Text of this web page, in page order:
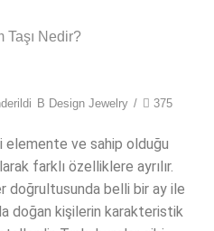
B Design Jewelry / 375
elemente ve sahip olduğu
farklı özelliklere ayrılır.
doğrultusunda belli bir ay ile
doğan kişilerin karakteristik